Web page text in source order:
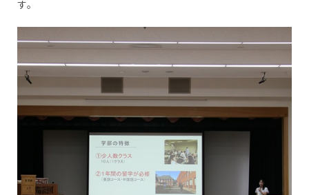
す。